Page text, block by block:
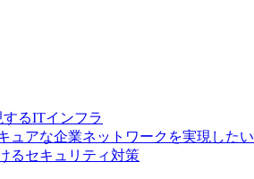
るITインフラ
ュアな企業ネットワークを実現したい
るセキュリティ対策